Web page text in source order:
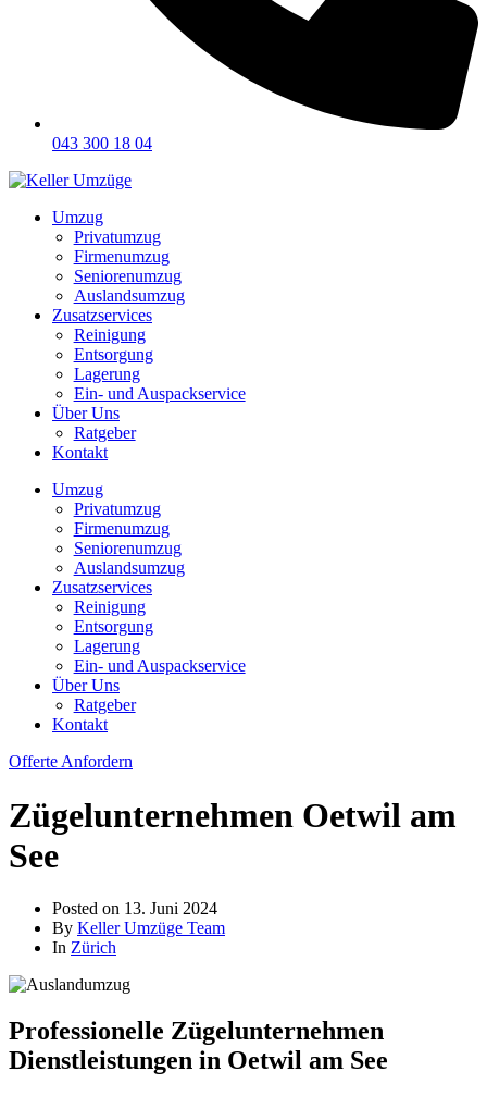
043 300 18 04
Umzug
Privatumzug
Firmenumzug
Seniorenumzug
Auslandsumzug
Zusatzservices
Reinigung
Entsorgung
Lagerung
Ein- und Auspackservice
Über Uns
Ratgeber
Kontakt
Umzug
Privatumzug
Firmenumzug
Seniorenumzug
Auslandsumzug
Zusatzservices
Reinigung
Entsorgung
Lagerung
Ein- und Auspackservice
Über Uns
Ratgeber
Kontakt
Offerte Anfordern
Zügelunternehmen Oetwil am
See
Posted on 13. Juni 2024
By Keller Umzüge Team
In Zürich
Professionelle Zügelunternehmen
Dienstleistungen in Oetwil am See